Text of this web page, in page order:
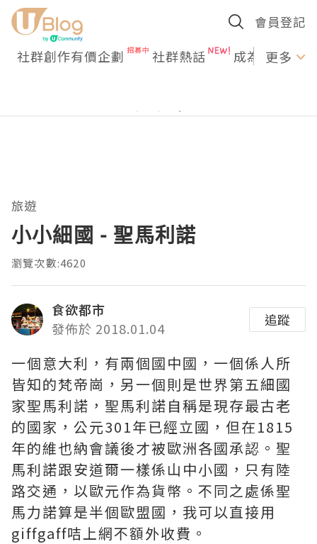
會員登記
社群創作有價企劃 社群熱話 成為U更多
旅遊
小小細國 - 聖馬利諾
瀏覽次數:4620
食欲都市
發佈於 2018.01.04
追蹤
一個意大利，有兩個國中國，一個係人所
皆知的梵帝崗，另一個則是世界第五細國
家聖馬利諾，聖馬利諾自稱是現存最古老
的國家，公元301年已經立國，但在1815
年的維也納會議後才被歐洲各國承認。聖
馬利諾跟安道爾一樣係山中小國，只有陸
路交通，以歐元作為貨幣。不同之處係聖
馬力諾算是半個歐盟國，我可以直接用
giffgaff咭上網不額外收費。